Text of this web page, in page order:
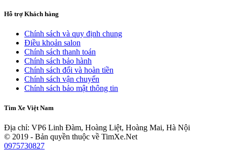
Hỗ trợ Khách hàng
Chính sách và quy định chung
Điều khoản salon
Chính sách thanh toán
Chính sách bảo hành
Chính sách đổi và hoàn tiền
Chính sách vận chuyển
Chính sách bảo mật thông tin
Tìm Xe Việt Nam
Địa chỉ: VP6 Linh Đàm, Hoàng Liệt, Hoàng Mai, Hà Nội
© 2019 - Bản quyền thuộc về TimXe.Net
0975730827